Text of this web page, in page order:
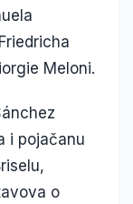
Meloni.
i pojačanu
o